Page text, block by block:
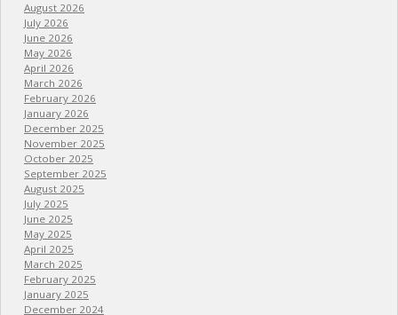
August 2026
July 2026
June 2026
May 2026
April 2026
March 2026
February 2026
January 2026
December 2025
November 2025
October 2025
September 2025
August 2025
July 2025
June 2025
May 2025
April 2025
March 2025
February 2025
January 2025
December 2024